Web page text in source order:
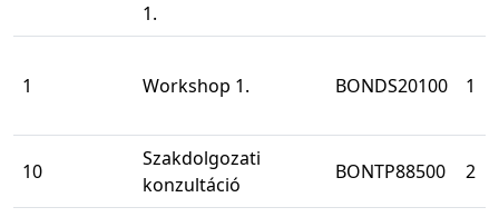
1.
1 Workshop 1. BONDS20100 1
10
Szakdolgozati
konzultáció
BONTP88500 2